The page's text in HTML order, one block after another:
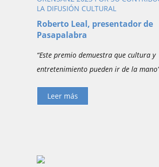
LA DIFUSIÓN CULTURAL
Roberto Leal, presentador de
Pasapalabra
“Este premio demuestra que cultura y
entretenimiento pueden ir de la
Leer más